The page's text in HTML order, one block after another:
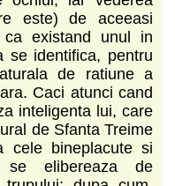
este) de aceeasi
existand unul in
se identifica, pentru
de ratiune a
Caci atunci cand
inteligenta lui, care
de Sfanta Treime
bineplacute si
se elibereaza de